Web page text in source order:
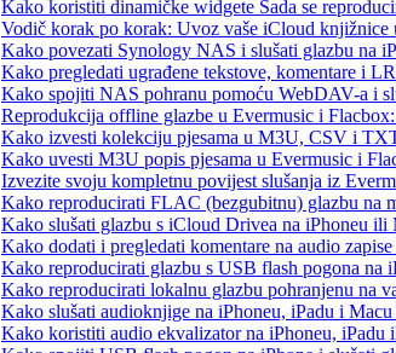
Kako koristiti dinamičke widgete Sada se
Vodič korak po korak: Uvoz vaše iCloud knjižnice
Kako povezati Synology NAS i slušati glazbu na
Kako pregledati ugrađene tekstove, komentare i
Kako spojiti NAS pohranu pomoću WebDAV-a i
Reprodukcija offline glazbe u Evermusic i
Kako izvesti kolekciju pjesama u M3U, CSV i
Kako uvesti M3U popis pjesama u Evermusic i
Izvezite svoju kompletnu povijest slušanja iz
Kako reproducirati FLAC (bezgubitnu) glazbu na
Kako slušati glazbu s iCloud Drivea na iPhoneu ili
Kako dodati i pregledati komentare na audio
Kako reproducirati glazbu s USB flash pogona na
Kako reproducirati lokalnu glazbu pohranjenu na
Kako slušati audioknjige na iPhoneu, iPadu i
Kako koristiti audio ekvalizator na iPhoneu, iPadu